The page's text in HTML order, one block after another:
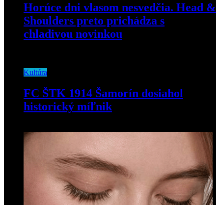
Horúce dni vlasom nesvedčia. Head &
Shoulders preto prichádza s
chladivou novinkou
Kultúra
FC ŠTK 1914 Šamorín dosiahol
historický míľnik